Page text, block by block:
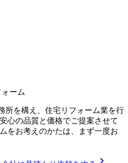
ーム
所を構え、住宅リフォーム業を行
心の品質と価格でご提案させて
をお考えのかたは、まず一度お